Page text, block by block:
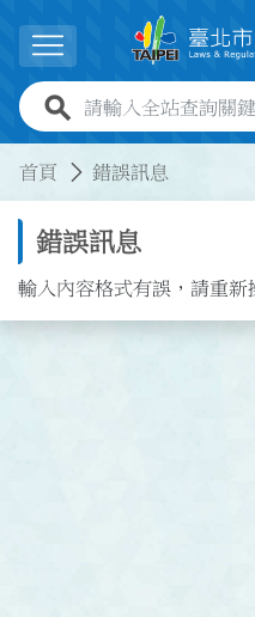
展開選單
全站查詢關鍵字欄位
首頁 錯誤訊息
錯誤訊息
輸入內容格式有誤，請重新